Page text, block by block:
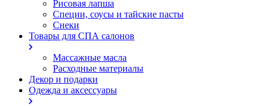
Рисовая лапша
Специи, соусы и тайские пасты
Снеки
Товары для СПА салонов
Массажные масла
Расходные материалы
Декор и подарки
Одежда и аксессуары